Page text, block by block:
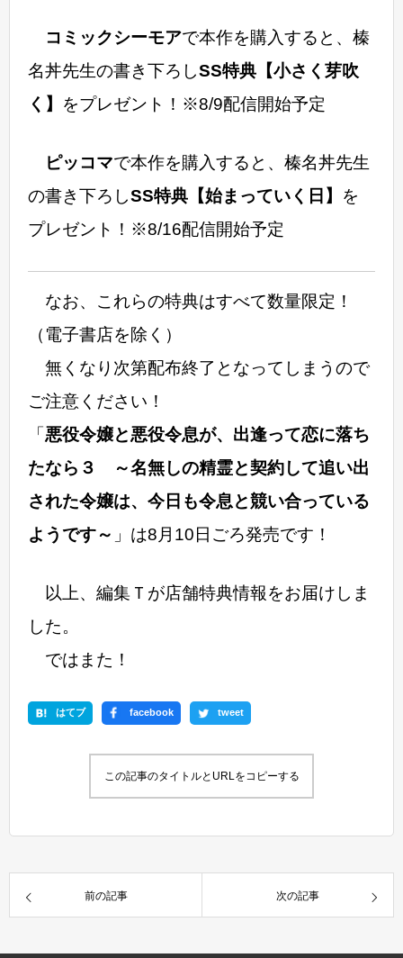
コミックシーモアで本作を購入すると、榛
名丼先生の書き下ろしSS特典【小さく芽吹
く】 をプレゼント！※8/9配信開始予定
ピッコマで本作を購入すると、榛名丼先生
の書き下ろしSS特典【始まっていく日】 を
プレゼント！※8/16配信開始予定
なお、これらの特典はすべて数量限定！
（電子書店を除く）
無くなり次第配布終了となってしまうので
ご注意ください！
「 悪役令嬢と悪役令息が、出逢って恋に落ち
たなら３ ～名無しの精霊と契約して追い出
された令嬢は、今日も令息と競い合っている
ようです～ 」は8月10日ごろ発売です！
以上、編集Ｔが店舗特典情報をお届けしま
した。
ではまた！
はてブ facebook tweet
この記事のタイトルとURLをコピーする
前の記事 次の記事